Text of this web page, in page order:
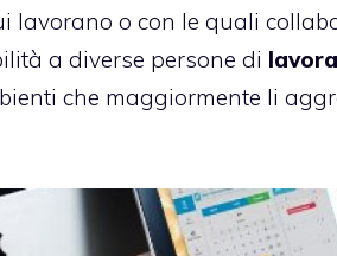
lavorano o con le quali
a diverse persone di
che maggiormente li